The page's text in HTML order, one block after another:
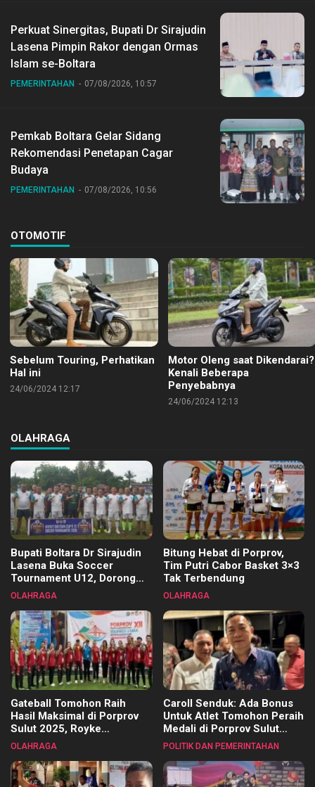
Perkuat Sinergitas, Bupati Dr Sirajudin
Lasena Pimpin Rakor dengan Ormas
Islam se-Boltara
PEMERINTAHAN 07/08/2026, 10:57
Pemkab Boltara Gelar Sidang
Rekomendasi Penetapan Cagar
Budaya
PEMERINTAHAN 07/08/2026, 10:56
OTOMOTIF
Sebelum Touring, Perhatikan
Hal ini
24/06/2024 12:17
Motor Oleng saat Dikendarai?
Kenali Beberapa
Penyebabnya
24/06/2024 12:13
OLAHRAGA
Bupati Boltara Dr Sirajudin
Lasena Buka Soccer
Tournament U12, Dorong
Pembinaan Merata di Setiap
OLAHRAGA
Bitung Hebat di Porprov,
Tim Putri Cabor Basket 3×3
Tak Terbendung
OLAHRAGA
Gateball Tomohon Raih
Hasil Maksimal di Porprov
Sulut 2025, Royke
Tangkawarouw Ucapkan
OLAHRAGA
Caroll Senduk: Ada Bonus
Untuk Atlet Tomohon Peraih
Medali di Porprov Sulut
2025
POLITIK DAN PEMERINTAHAN